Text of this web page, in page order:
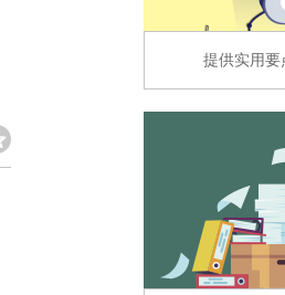
提供实用要点